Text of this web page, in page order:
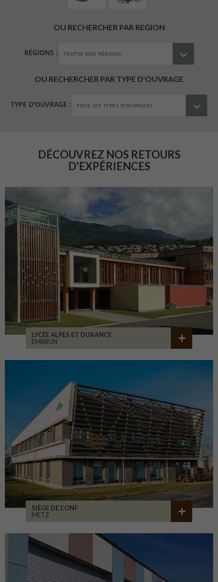
OU RECHERCHER PAR REGION
RÉGIONS :
OU RECHERCHER PAR TYPE D'OUVRAGE
TYPE D'OUVRAGE :
DÉCOUVREZ NOS RETOURS
D'EXPÉRIENCES
LYCÉE ALPES ET DURANCE
EMBRUN
SIÈGE DE L’ONF
METZ